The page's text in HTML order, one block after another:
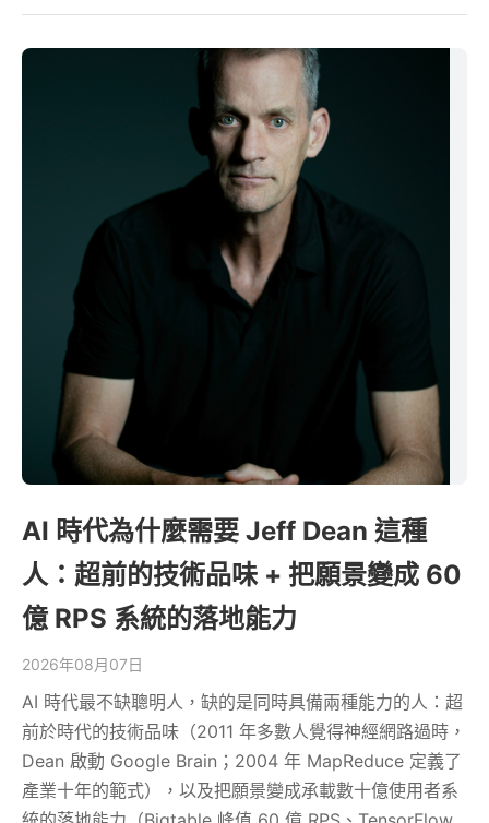
AI 時代為什麼需要 Jeff Dean 這種
人：超前的技術品味 + 把願景變成 60
億 RPS 系統的落地能力
2026年08月07日
AI 時代最不缺聰明人，缺的是同時具備兩種能力的人：超
前於時代的技術品味（2011 年多數人覺得神經網路過時，
Dean 啟動 Google Brain；2004 年 MapReduce 定義了
產業十年的範式），以及把願景變成承載數十億使用者系